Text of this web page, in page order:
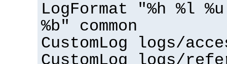
LogFormat "%h %l
%b" common
CustomLog logs/